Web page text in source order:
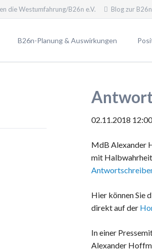
die Westumfahrung/B26n e.V. Blog zur B26n
B26n-Planung & Auswirkungen
Planungen laut BVWP2030
25 Argumente gegen die B26n
Blog
02.11.2018 12:00
MdB Alexander
mit
Hier können Sie
direkt auf der
In einer
Alexander